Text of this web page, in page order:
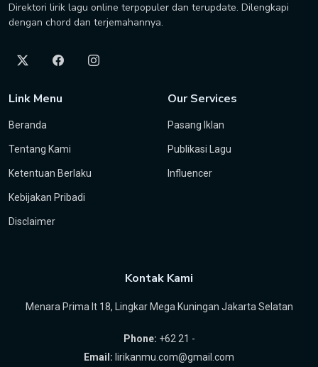
Direktori lirik lagu online terpopuler dan terupdate. Dilengkapi
dengan chord dan terjemahannya.
Link Menu
Beranda
Tentang Kami
Ketentuan Berlaku
Kebijakan Pribadi
Disclaimer
Our Services
Pasang Iklan
Publikasi Lagu
Influencer
Kontak Kami
Menara Prima lt 18, Lingkar Mega Kuningan Jakarta Selatan
Phone: +62 21 -
Email: lirikanmu.com@gmail.com